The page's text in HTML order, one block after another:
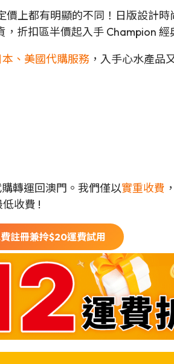
上都有明顯的不同！日版設計
折扣區半價起入手 Champion
、美國代購服務 ，入手心水產品
轉運回澳門。我們僅以實重收費
收費 !
註冊兼拎$20運費試用